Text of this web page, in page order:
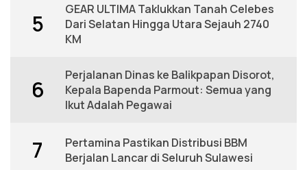
5
GEAR ULTIMA Taklukkan Tanah Celebes
Dari Selatan Hingga Utara Sejauh 2740
KM
6
Perjalanan Dinas ke Balikpapan Disorot,
Kepala Bapenda Parmout: Semua yang
Ikut Adalah Pegawai
7
Pertamina Pastikan Distribusi BBM
Berjalan Lancar di Seluruh Sulawesi